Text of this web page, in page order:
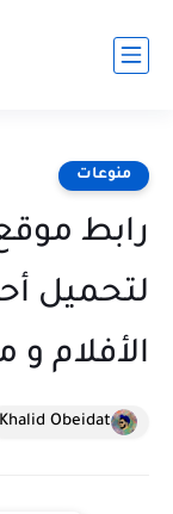
منوعات
رابط
لتحميل
الأفلام
Khalid Obeidat